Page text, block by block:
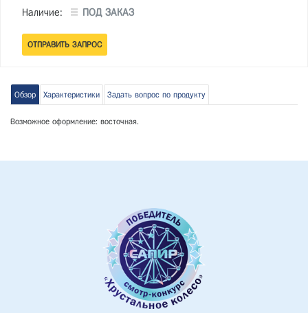
Наличие: ПОД ЗАКАЗ
Обзор Характеристики Задать вопрос по продукту
Возможное оформление: восточная.